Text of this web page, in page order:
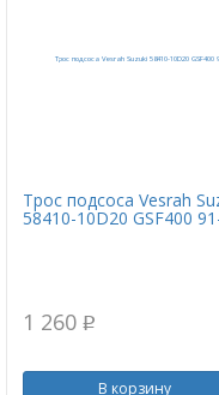
Трос подсоса Vesrah
58410-10D20 GSF400
1 260 p
В корзину